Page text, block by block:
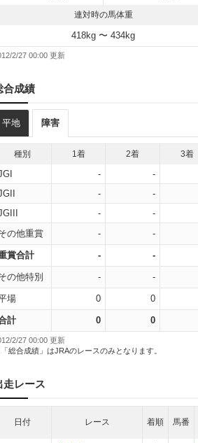
連対時の馬体重
418kg 〜 434kg
2/27 00:00
合成績
平地 障害
種別 1着 2着 3着
- -
- -
- -
の他重賞
- -
賞合計 - -
の他特別 - -
場 0 0
計 0 0
2/27 00:00 更新
総合成績」はJRAのレースのみとなります。
走レース
日付 レース 着順 馬番